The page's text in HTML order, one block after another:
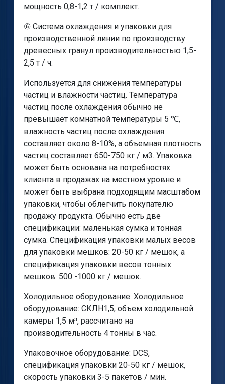
мощность 0,8-1,2 т / комплект.
⑥ Система охлаждения и упаковки для
производственной линии по производству
древесных гранул производительностью 1,5-
2,5 т / ч:
Используется для снижения температуры
частиц и влажности частиц. Температура
частиц после охлаждения обычно не
превышает комнатной температуры 5 ℃,
влажность частиц после охлаждения
составляет около 8-10%, а объемная плотность
частиц составляет 650-750 кг / м3. Упаковка
может быть основана на потребностях
клиента в продажах на местном уровне и
может быть выбрана подходящим масштабом
упаковки, чтобы облегчить покупателю
продажу продукта. Обычно есть две
спецификации: маленькая сумка и тонная
сумка. Спецификация упаковки малых весов
для упаковки мешков: 20-50 кг / мешок, а
спецификация упаковки весов тонных
мешков: 500 -1000 кг / мешок.
Холодильное оборудование: Холодильное
оборудование: СКЛН1,5, объем холодильной
камеры 1,5 м³, рассчитано на
производительность 4 тонны в час.
Упаковочное оборудование: DCS,
спецификация упаковки 20-50 кг / мешок,
скорость упаковки 3-5 пакетов / мин.